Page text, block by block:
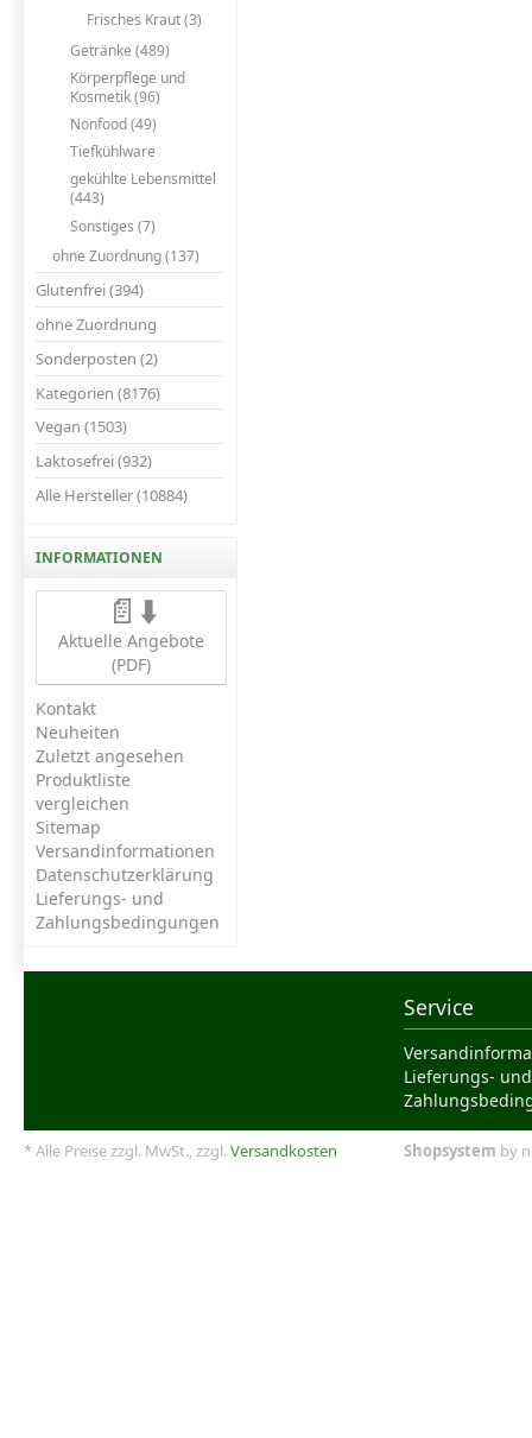
Frisches Kraut (3)
Getränke (489)
Körperpflege und
Kosmetik (96)
Nonfood (49)
Tiefkühlware
gekühlte Lebensmittel
(443)
Sonstiges (7)
ohne Zuordnung (137)
Glutenfrei (394)
ohne Zuordnung
Sonderposten (2)
Kategorien (8176)
Vegan (1503)
Laktosefrei (932)
Alle Hersteller (10884)
INFORMATIONEN
📄⬇️
Aktuelle Angebote
(PDF)
Kontakt
Neuheiten
Zuletzt angesehen
Produktliste
vergleichen
Sitemap
Versandinformationen
Datenschutzerklärung
Lieferungs- und
Zahlungsbedingungen
Service
Lieferungs- und
* Alle Preise zzgl. MwSt., zzgl.Versandkosten Shopsystem by